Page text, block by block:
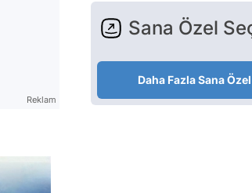
Reklam
Sana Özel
Daha Fazla Sana